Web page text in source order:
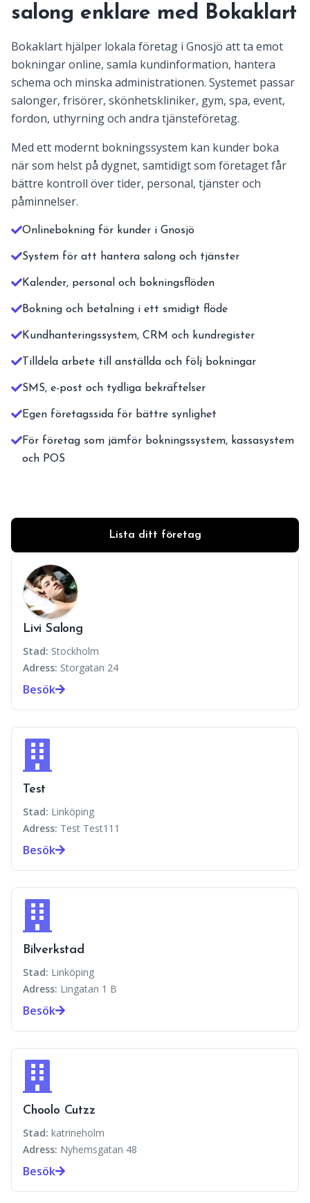
salong enklare med Bokaklart
Bokaklart hjälper lokala företag i Gnosjö att ta emot
bokningar online, samla kundinformation, hantera
schema och minska administrationen. Systemet passar
salonger, frisörer, skönhetskliniker, gym, spa, event,
fordon, uthyrning och andra tjänsteföretag.
Med ett modernt bokningssystem kan kunder boka
när som helst på dygnet, samtidigt som företaget får
bättre kontroll över tider, personal, tjänster och
påminnelser.
Onlinebokning för kunder i Gnosjö
System för att hantera salong och tjänster
Kalender, personal och bokningsflöden
Bokning och betalning i ett smidigt flöde
Kundhanteringssystem, CRM och kundregister
Tilldela arbete till anställda och följ bokningar
SMS, e-post och tydliga bekräftelser
Egen företagssida för bättre synlighet
För företag som jämför bokningssystem, kassasystem
och POS
Lista ditt företag
Livi Salong
Stad: Stockholm
Adress: Storgatan 24
Besök
Test
Stad: Linköping
Adress: Test Test111
Besök
Bilverkstad
Stad: Linköping
Adress: Lingatan 1 B
Besök
Choolo Cutzz
Stad: katrineholm
Adress: Nyhemsgatan 48
Besök